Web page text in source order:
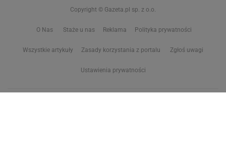
Copyright © Gazeta.pl sp. z o.o.
O Nas Staże u nas Reklama Polityka prywatności
Wszystkie artykuły Zasady korzystania z portalu Zgłoś uwagi
Ustawienia prywatności